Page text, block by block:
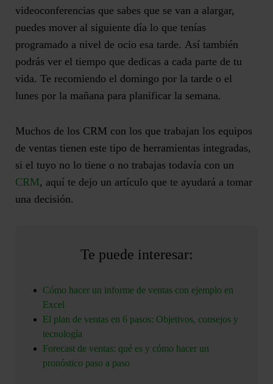
videoconferencias que sabes que se van a alargar,
puedes mover al siguiente día lo que tenías
programado a nivel de ocio esa tarde. Así también
podrás ver el tiempo que dedicas a cada parte de tu
vida. Te recomiendo el domingo por la tarde o el
lunes por la mañana para planificar la semana.
Muchos de los CRM con los que trabajan los equipos
de ventas tienen este tipo de herramientas integradas,
si el tuyo no lo tiene o no trabajas todavía con un
CRM, aquí te dejo un artículo que te ayudará a tomar
una decisión.
Te puede interesar:
Cómo hacer un informe de ventas con ejemplo en
Excel
El plan de ventas en 6 pasos: Objetivos, consejos y
tecnología
Forecast de ventas: qué es y cómo hacer un
pronóstico paso a paso